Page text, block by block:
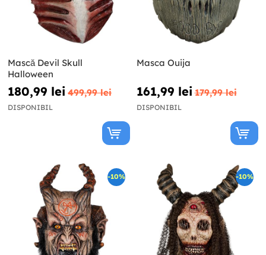
Mască Devil Skull
Halloween
180,99 lei 499,99 lei
DISPONIBIL
Masca Ouija
161,99 lei 179,99 lei
DISPONIBIL
-10% -10%